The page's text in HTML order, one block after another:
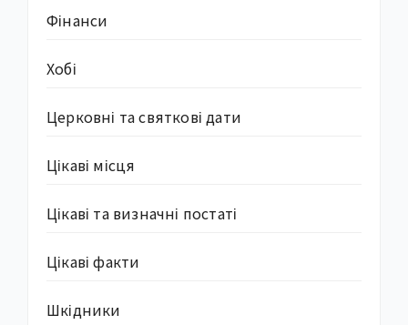
Фінанси
Хобі
Церковні та святкові дати
Цікаві місця
Цікаві та визначні постаті
Цікаві факти
Шкідники